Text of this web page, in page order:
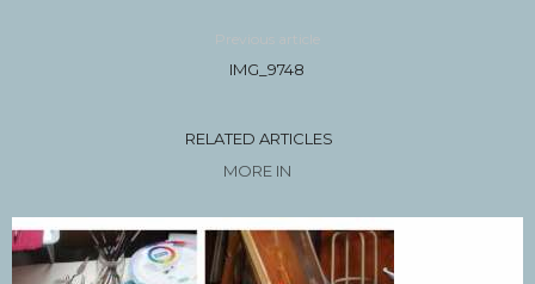
Previous article
IMG_9748
RELATED ARTICLES
MORE IN